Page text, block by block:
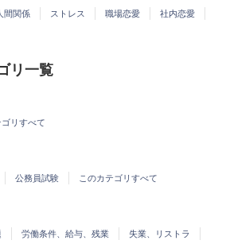
間関係 ストレス 職場恋愛
社内恋愛
リ一覧
ゴリすべて
公務員試験 このカテゴリすべて
労働条件、給与、残業
失業、リストラ